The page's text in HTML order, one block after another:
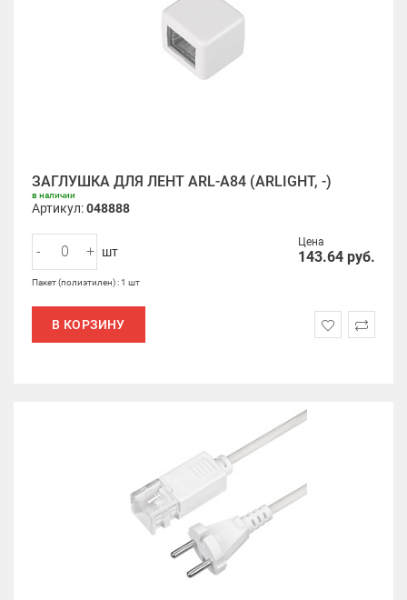
ЗАГЛУШКА ДЛЯ ЛЕНТ ARL-A84 (ARLIGHT, -)
в наличии
Артикул:048888
Цена
143.64 руб.
- + шт
Пакет (полиэтилен) : 1 шт
В КОРЗИНУ